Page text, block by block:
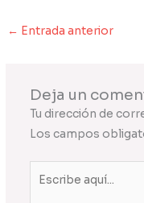
← Entrada anterior
Deja un
Tu dirección de
Los campos